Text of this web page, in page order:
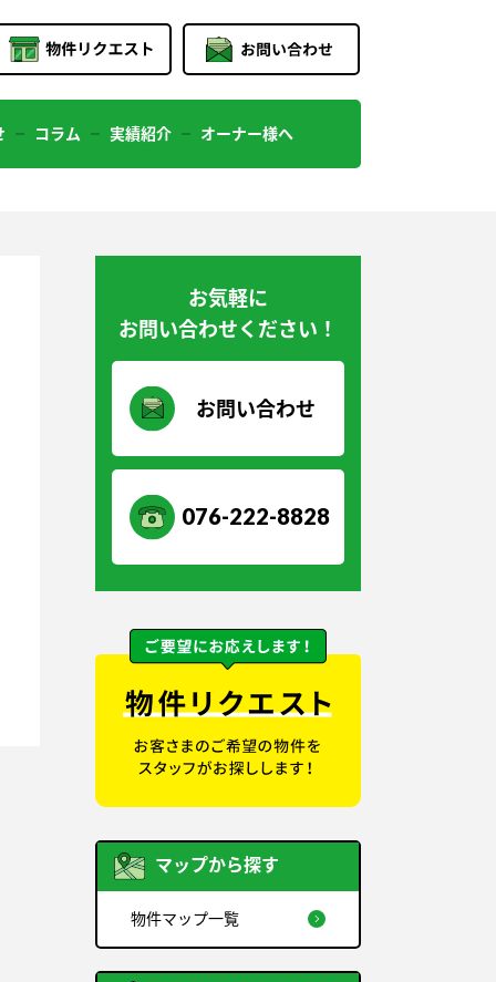
コラム 実績紹介 オーナー様へ
お気軽に
お問い合わせください！
お問い合わせ
076-222-8828
マップから探す
物件マップ一覧